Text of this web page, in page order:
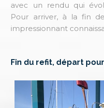
avec un rendu qui
Pour arriver, à la fin
impressionnant
Fin du refit, départ